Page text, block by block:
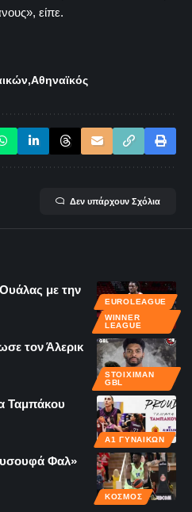
είπε.
Αθηναϊκός
Δεν υπάρχουν Σχόλια
EUROLEAGUE
WINNER
LEAGUE
με την
STOIXIMAN
GBL
τον Άλερικ
Α1 ΓΥΝΑΙΚΏΝ
Ταμπάκου
ΚΌΣΜΟΣ
Φαλ»